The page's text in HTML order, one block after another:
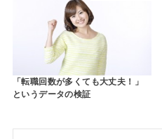
「転職回数が多くても大丈夫！」
というデータの検証